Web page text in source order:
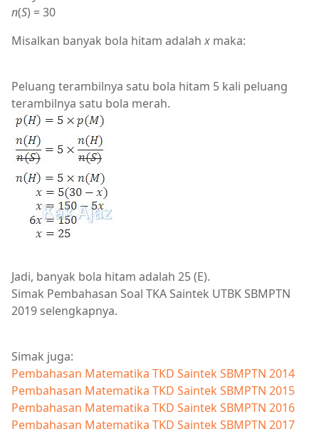
n(S) = 30
Misalkan banyak bola hitam adalahx maka:
Peluang terambilnya satu bola hitam 5 kali peluang
terambilnya satu bola merah.
Jadi, banyak bola hitam adalah 25 (E).
Simak Pembahasan Soal TKA Saintek UTBK SBMPTN
2019 selengkapnya.
Simak juga:
Pembahasan Matematika TKD Saintek SBMPTN 2014
Pembahasan Matematika TKD Saintek SBMPTN 2015
Pembahasan Matematika TKD Saintek SBMPTN 2016
Pembahasan Matematika TKD Saintek SBMPTN 2017